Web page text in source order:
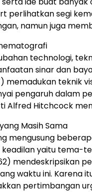
perlihatkan segi
namun juga
technologi,
sinar dan
memadukan teknik
pengaruh dalam
Alfred Hitchcock
Masih Sama
mengusung
keadilan yaitu tema-
mendeskripsikan
waktu ini. Karena
pertimbangan